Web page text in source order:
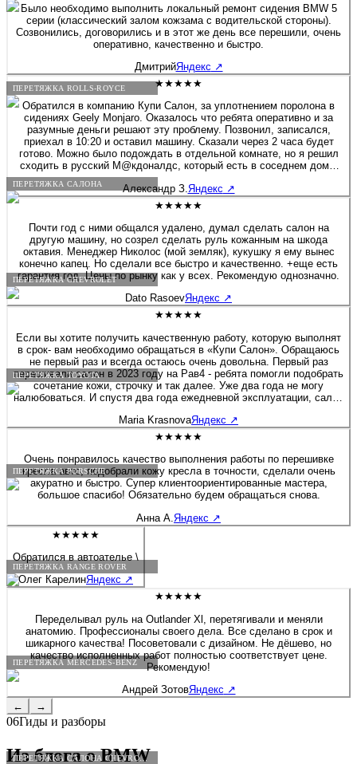
ПЕРЕТЯЖКА ROLLS-ROYCE
ПЕРЕТЯЖКА САЛОНА
ПЕРЕТЯЖКА CHEVROLET
ПЕРЕТЯЖКА TOYOTA
ПЕРЕТЯЖКА PORSCHE
ПЕРЕТЯЖКА RANGE ROVER
ПЕРЕТЯЖКА MERCEDES-BENZ
ПЕРЕТЯЖКА САЛОНА CHEVROLET
Было необходимо выполнить локальный ремонт сидения BMW 5
серии (классический залом кожзама с водительской стороны).
Созвонились, договорились и в этот же день все перешили, очень
оперативно, качественно и быстро.
ДмитрийЯндекс ↗
★★★★★
Обратился в компанию Купи Салон, за уплотнением поролона в
сидениях Geely Monjaro. Оказалось что ребята оперативно и за
разумные деньги решают эту проблему. Позвонил, записался,
приехал в 10:20 и оставил машину. Сказали через 2 часа будет
готово. Можно было подождать в отдельной комнате, но я решил
сходить в русский М@кдоналдс, который есть в соседнем доме.
Звонок через 1ч. 20мин., машина готова! Все сделали очень
аккуратно, места действительно стали гораздо плотнее, то что я и
хотел! Фото до и после прилагаю. Спасибо за вашу работу,
Александр З. Яндекс ↗
★★★★★
Почти год с ними общался удалено, думал сделать салон на
другую машину, но созрел сделать руль кожанным на шкода
октавия. Менеджер Николос (мой земляк), кукушку я ему вынес
конечно капец. Но сделали все быстро и качественно. +еще есть
гарантия год. Цены по рынку как у всех. Рекомендую однозначно.
Dato RasoevЯндекс ↗
★★★★★
Если вы хотите получить качественную работу, которую выполнят
в срок- вам необходимо обращаться в «Купи Салон». Обращаюсь
не первый раз и всегда остаюсь очень довольна. Первый раз
перешивали салон в 2023 году на Рав4 - ребята помогли подобрать
сочетание кожи, строчку и так далее. Уже два года не могу
налюбоваться. И спустя два года ежедневной эксплуатации, салон
на Солярисе. Здесь работают профессионалы своего дела!
Maria KrasnovaЯндекс ↗
★★★★★
Очень понравилось качество выполнения работы по перешивке
кресла авто, подобрали кожу кресла в точности, сделали очень
акуратно и быстро. Супер клиентоориентированные мастера,
большое спасибо! Обязательно будем обращаться снова.
Анна А. Яндекс ↗
★★★★★
Обратился в автоателье \
Олег КарелинЯндекс ↗
★★★★★
Переделывал руль на Outlander Xl, перетягивали и меняли
анатомию. Профессионалы своего дела. Все сделано в срок и
шикарного качества! Посоветовали с дизайном. Не дёшево, но
качество исполненных работ полностью соответствует цене.
Рекомендую!
Андрей ЗотовЯндекс ↗
←
→
06Гиды и разборы
Из блога оBMW